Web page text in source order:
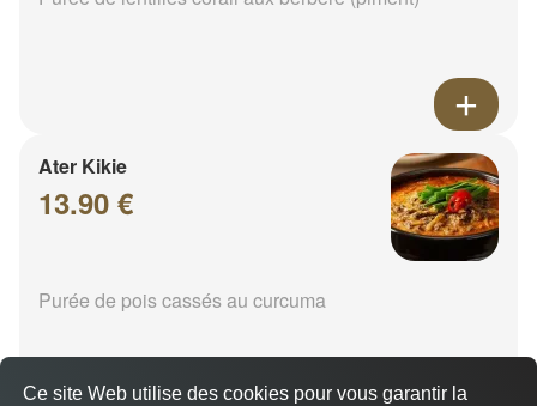
Ater Kikie
13.90 €
Purée de pois cassés au curcuma
Ce site Web utilise des cookies pour vous garantir la